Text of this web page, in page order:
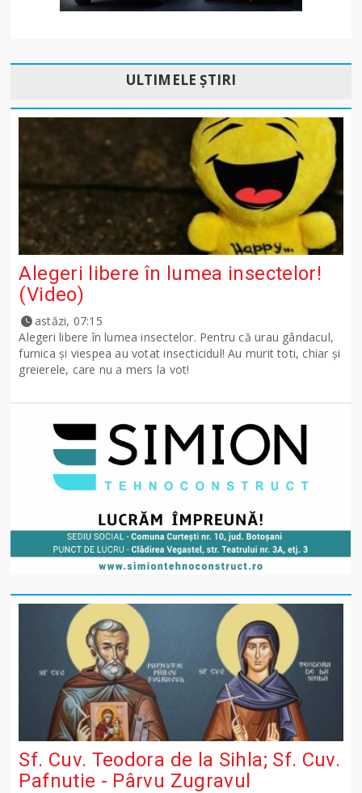
ULTIMELE ȘTIRI
Alegeri libere în lumea insectelor!
(Video)
astăzi, 07:15
Alegeri libere în lumea insectelor. Pentru că urau gândacul,
furnica și viespea au votat insecticidul! Au murit toti, chiar și
greierele, care nu a mers la vot!
Sf. Cuv. Teodora de la Sihla; Sf. Cuv.
Pafnutie - Pârvu Zugravul